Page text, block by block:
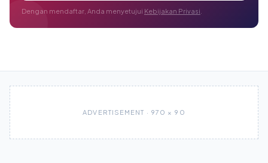
Dengan mendaftar, Anda menyetujui Kebijakan Privasi
ADVERTISEMENT · 970 × 90